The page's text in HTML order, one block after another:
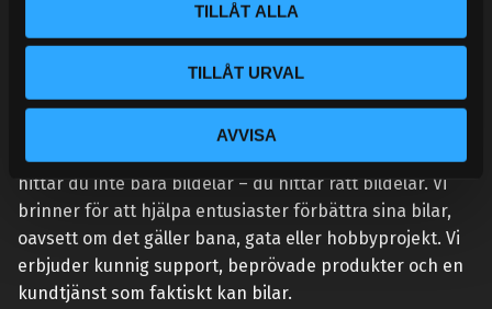
TILLÅT ALLA
TILLÅT URVAL
AVVISA
Vi lever och andas prestanda. Hos Street Performance
hittar du inte bara bildelar – du hittar rätt bildelar. Vi
brinner för att hjälpa entusiaster förbättra sina bilar,
oavsett om det gäller bana, gata eller hobbyprojekt. Vi
erbjuder kunnig support, beprövade produkter och en
kundtjänst som faktiskt kan bilar.